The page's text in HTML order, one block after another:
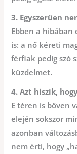
3. Egyszerűen
Ebben a
is: a nő kéreti
férfiak pedig szó
küzdelmet.
4. Azt hiszik,
E téren is bőven
elején sokszor
azonban
nem érti, hogy